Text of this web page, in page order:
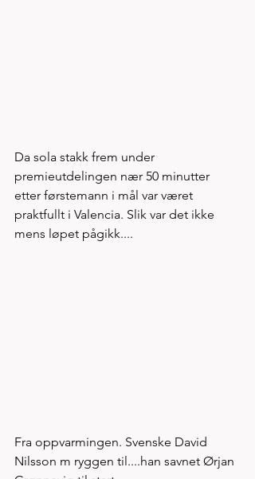
Da sola stakk frem under
premieutdelingen nær 50 minutter
etter førstemann i mål var været
praktfullt i Valencia. Slik var det ikke
mens løpet pågikk....
Fra oppvarmingen. Svenske David
Nilsson m ryggen til....han savnet Ørjan